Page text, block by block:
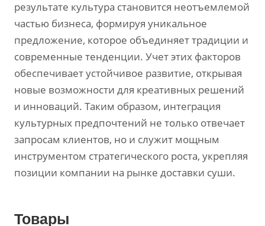
результате культура становится неотъемлемой
частью бизнеса, формируя уникальное
предложение, которое объединяет традиции и
современные тенденции. Учет этих факторов
обеспечивает устойчивое развитие, открывая
новые возможности для креативных решений
и инноваций. Таким образом, интеграция
культурных предпочтений не только отвечает
запросам клиентов, но и служит мощным
инструментом стратегического роста, укрепляя
позиции компании на рынке доставки суши.
Товары